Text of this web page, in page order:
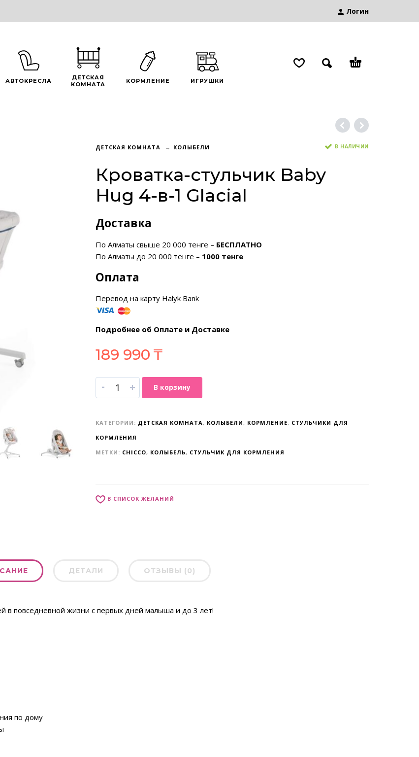
Логин
АВТОКРЕСЛА
ДЕТСКАЯ
КОМНАТА
КОРМЛЕНИЕ ИГРУШКИ
ДЕТСКАЯ КОМНАТА КОЛЫБЕЛИ В НАЛИЧИИ
Кроватка-стульчик Baby
Hug 4-в-1 Glacial
Доставка
По Алматы свыше 20 000 тенге – БЕСПЛАТНО
По Алматы до 20 000 тенге – 1000 тенге
Оплата
Перевод на карту Halyk Bank
Подробнее об Оплате и Доставке
189 990 ₸
- + В корзину
КАТЕГОРИИ: ДЕТСКАЯ КОМНАТА, КОЛЫБЕЛИ, КОРМЛЕНИЕ, СТУЛЬЧИКИ ДЛЯ
КОРМЛЕНИЯ
МЕТКИ: CHICCO, КОЛЫБЕЛЬ, СТУЛЬЧИК ДЛЯ КОРМЛЕНИЯ
В СПИСОК ЖЕЛАНИЙ
ДЕТАЛИ ОТЗЫВЫ (0)
в повседневной жизни с первых дней малыша и до 3 лет!
по дому